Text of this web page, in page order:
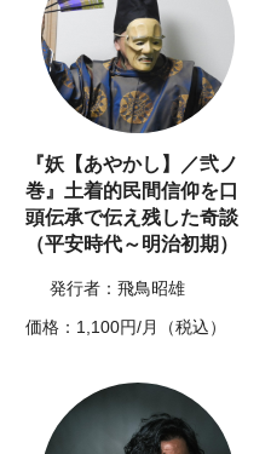
『妖【あやかし】／弐ノ
巻』土着的民間信仰を口
頭伝承で伝え残した奇談
（平安時代～明治初期）
発行者：飛鳥昭雄
価格：1,100円/月（税込）